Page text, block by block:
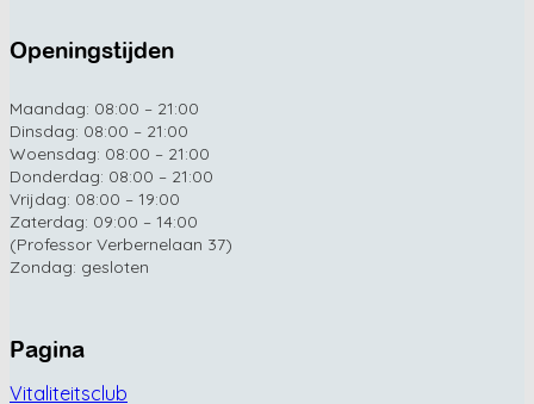
Openingstijden
Maandag: 08:00 – 21:00
Dinsdag: 08:00 – 21:00
Woensdag: 08:00 – 21:00
Donderdag: 08:00 – 21:00
Vrijdag: 08:00 – 19:00
Zaterdag: 09:00 – 14:00
(Professor Verbernelaan 37)
Zondag: gesloten
Pagina
Vitaliteitsclub